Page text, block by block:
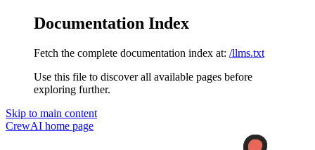
Documentation Index
Fetch the complete documentation index at: /llms.txt
Use this file to discover all available pages before
exploring further.
Skip to main content
CrewAI home page